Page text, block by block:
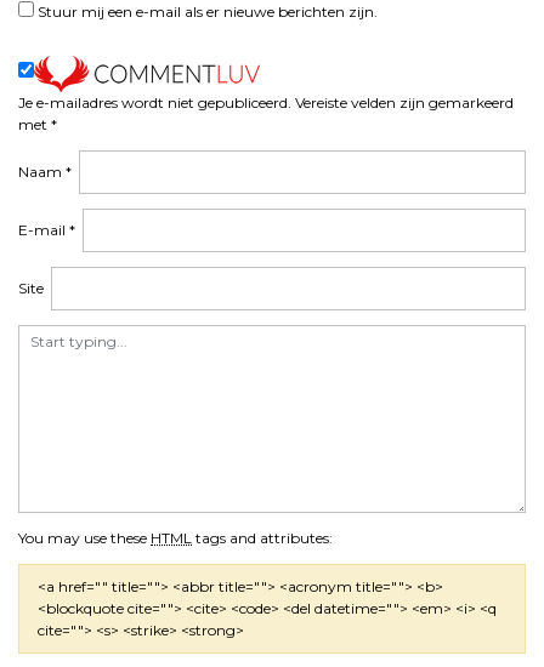
Je e-mailadres wordt niet gepubliceerd. Vereiste velden zijn gemarkeerd
met *
You may use these HTML tags and attributes:
<a href="" title=""> <abbr title=""> <acronym title=""> <b>
<blockquote cite=""> <cite> <code> <del datetime=""> <em> <i> <q
cite=""> <s> <strike> <strong>
Naam *
E-mail *
Site
Stuur mij een e-mail als er nieuwe berichten zijn.